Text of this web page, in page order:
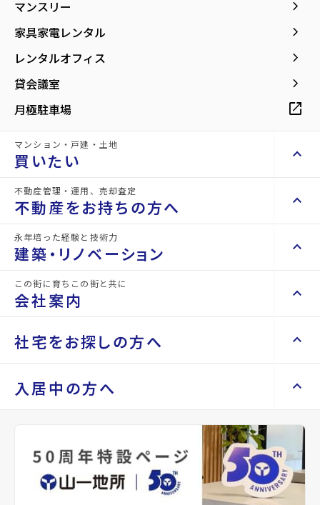
マンスリー keyboard_arrow_right
家具家電レンタル keyboard_arrow_right
レンタルオフィス keyboard_arrow_right
貸会議室 keyboard_arrow_right
月極駐車場 open_in_new
マンション・戸建・土地
買いたい keyboard_arrow_up
不動産を買いたい方へ keyboard_arrow_right
space_dashboard
エリアから探す
space_dashboard
土地を探す
エリアから探す
train
路線から探す
事業用・投資用を探す keyboard_arrow_right
不動産管理・運用、売却査定
不動産をお持ちの方へ keyboard_arrow_up
不動産をお持ちの方へ keyboard_arrow_right
山一地所の賃貸管理
不動産を貸すまでの流れ
空き家サポートサービス
不動産を売却したい keyboard_arrow_right
相続相談をしたい keyboard_arrow_right
不動産に投資したい keyboard_arrow_right
永年培った経験と技術力
建築・リノベーション keyboard_arrow_up
建築・リノベーション keyboard_arrow_right
Renotta（リノッタ） keyboard_arrow_right
この街に育ちこの街と共に
会社案内 keyboard_arrow_up
会社案内 keyboard_arrow_right
会社概要・沿革 keyboard_arrow_right
keyboard_arrow_right
パーパス keyboard_arrow_right
CM紹介
社宅をお探しの方へ keyboard_arrow_up
社宅をお探しの方へ keyboard_arrow_right
keyboard_arrow_right
レンタルオフィス keyboard_arrow_right
貸会議室 keyboard_arrow_right
入居中の方へ keyboard_arrow_up
keyboard_arrow_right
退去される方へ keyboard_arrow_right
※準備中 住まいのしおり（PDF）
詳細情報
物件名 albero若林
所在地 宮城県仙台市若林区若林7丁目
東北本線/長町駅 徒歩30分
仙台市地下鉄南北線/河原町駅 徒歩35分
location_on グーグルマップでみる open_in_new